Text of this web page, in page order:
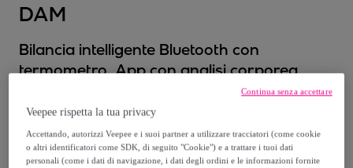
DAM
Bilancia intelligente Bluetooth con
termometro. App con analisi corporea.
Modello: Bilancia intelligente Bluetooth con
termometro. App con analisi corporea.
Batteria ricaricabile.
Veepee rispetta la tua privacy
Accettando, autorizzi Veepee e i suoi partner a utilizzare tracciatori (come cookie
o altri identificatori come SDK, di seguito "Cookie") e a trattare i tuoi dati
personali (come i dati di navigazione, i dati degli ordini e le informazioni fornite
Continua senza accettare